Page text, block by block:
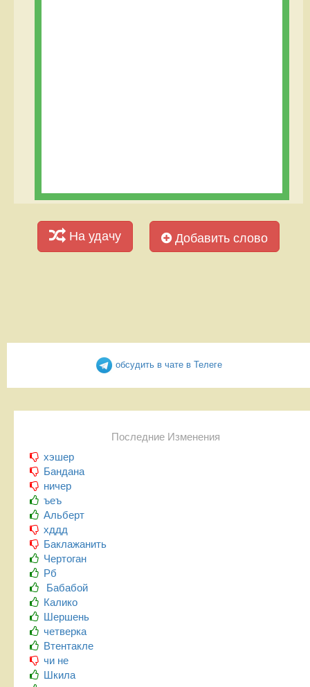
На удачу Добавить слово
обсудить в чате в Телеге
Последние Изменения
хэшер
Бандана
ничер
ъеъ
Альберт
хддд
Баклажанить
Чертоган
Рб
Бабабой
Калико
Шершень
четверка
Втентакле
чи не
Шкила